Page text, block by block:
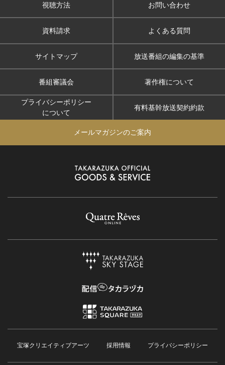
視聴方法 お問い合わせ
資料請求 よくある質問
サイトマップ 放送番組の編集の基準
番組審議会 著作権について
プライバシーポリシー
について
有料基幹放送契約約款
メールマガジンのご案内
宝塚クリエイティブアーツ 採用情報 プライバシーポリシー